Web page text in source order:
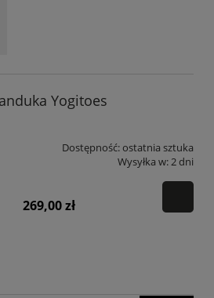
Yogitoes
Dostępność:ostatnia sztuka
Wysyłka w:2 dni
269,00 zł